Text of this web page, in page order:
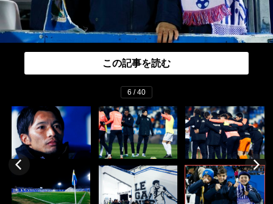
この記事を読む
6 / 40